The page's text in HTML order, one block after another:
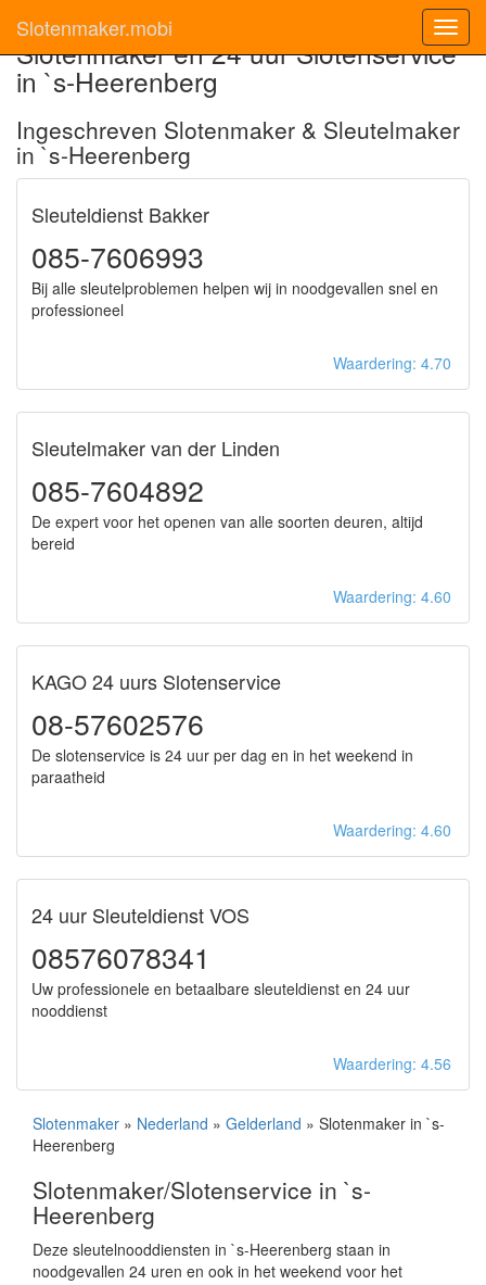
Slotenmaker.mobi
Slotenmaker en 24 uur Slotenservice
in `s-Heerenberg
Ingeschreven Slotenmaker & Sleutelmaker
in `s-Heerenberg
Sleuteldienst Bakker
085-7606993
Bij alle sleutelproblemen helpen wij in noodgevallen snel en
professioneel
Waardering: 4.70
Sleutelmaker van der Linden
085-7604892
De expert voor het openen van alle soorten deuren, altijd
bereid
Waardering: 4.60
KAGO 24 uurs Slotenservice
08-57602576
De slotenservice is 24 uur per dag en in het weekend in
paraatheid
Waardering: 4.60
24 uur Sleuteldienst VOS
08576078341
Uw professionele en betaalbare sleuteldienst en 24 uur
nooddienst
Waardering: 4.56
Slotenmaker » Nederland » Gelderland » Slotenmaker in `s-
Heerenberg
Slotenmaker/Slotenservice in `s-
Heerenberg
Deze sleutelnooddiensten in `s-Heerenberg staan in
noodgevallen 24 uren en ook in het weekend voor het